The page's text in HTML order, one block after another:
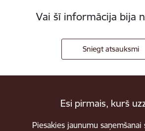
Vai šī informācija bija
Sniegt atsauksmi
Esi pirmais, kurš
Piesakies jaunumu saņemšanai